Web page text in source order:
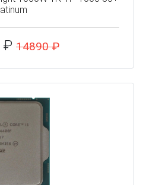
₽ 14890 ₽